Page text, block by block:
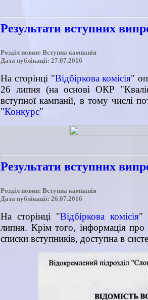
Результати вступних
Розділ новин: Вступна кампанія
Дата публікації: 27.07.2016
На сторінці "Відбіркова комісія"
26 липня (на основі ОКР
вступної кампанії, в тому числі
"Конкурс"
Результати вступних
Розділ новин: Вступна кампанія
Дата публікації: 26.07.2016
На сторінці "Відбіркова комісія"
липня. Крім того, інформація про
списки вступників, доступна в